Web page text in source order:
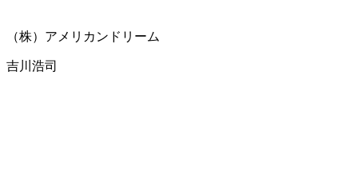
（株）アメリカンドリーム
吉川浩司